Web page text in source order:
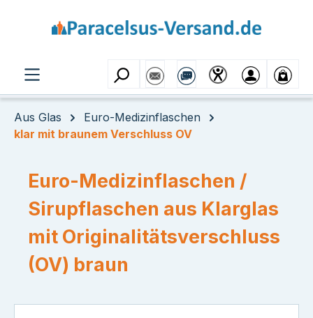
Aus Glas
Euro-Medizinflaschen
klar mit braunem Verschluss OV
Euro-Medizinflaschen /
Sirupflaschen aus Klarglas
mit Originalitätsverschluss
(OV) braun